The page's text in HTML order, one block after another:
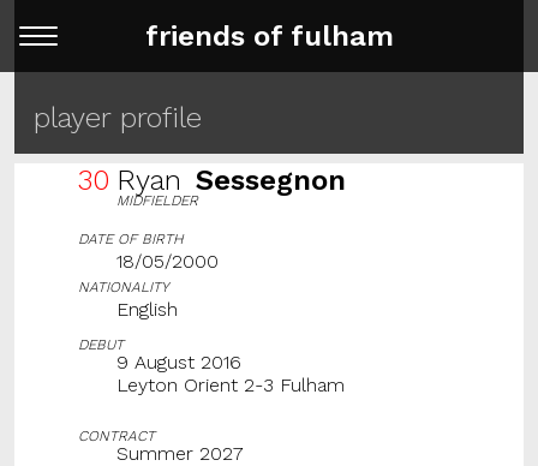
friends of fulham
player profile
30 Ryan Sessegnon
MIDFIELDER
DATE OF BIRTH
18/05/2000
NATIONALITY
English
DEBUT
9 August 2016
Leyton Orient 2-3 Fulham
CONTRACT
Summer 2027